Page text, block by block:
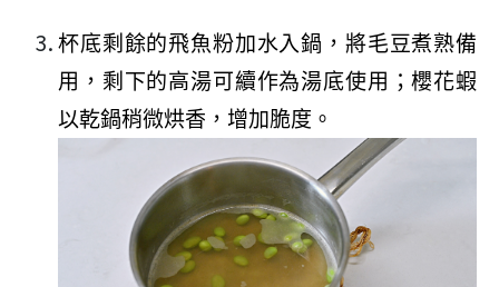
杯底剩餘的飛魚粉加水入鍋，將毛豆煮熟備
用，剩下的高湯可續作為湯底使用；櫻花蝦
以乾鍋稍微烘香，增加脆度。